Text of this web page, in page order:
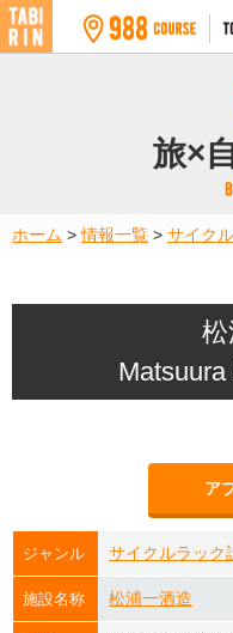
旅×
ホーム >情報一覧 > サイク
ア
ジャンル サイクルラック
施設名称 松浦一酒造